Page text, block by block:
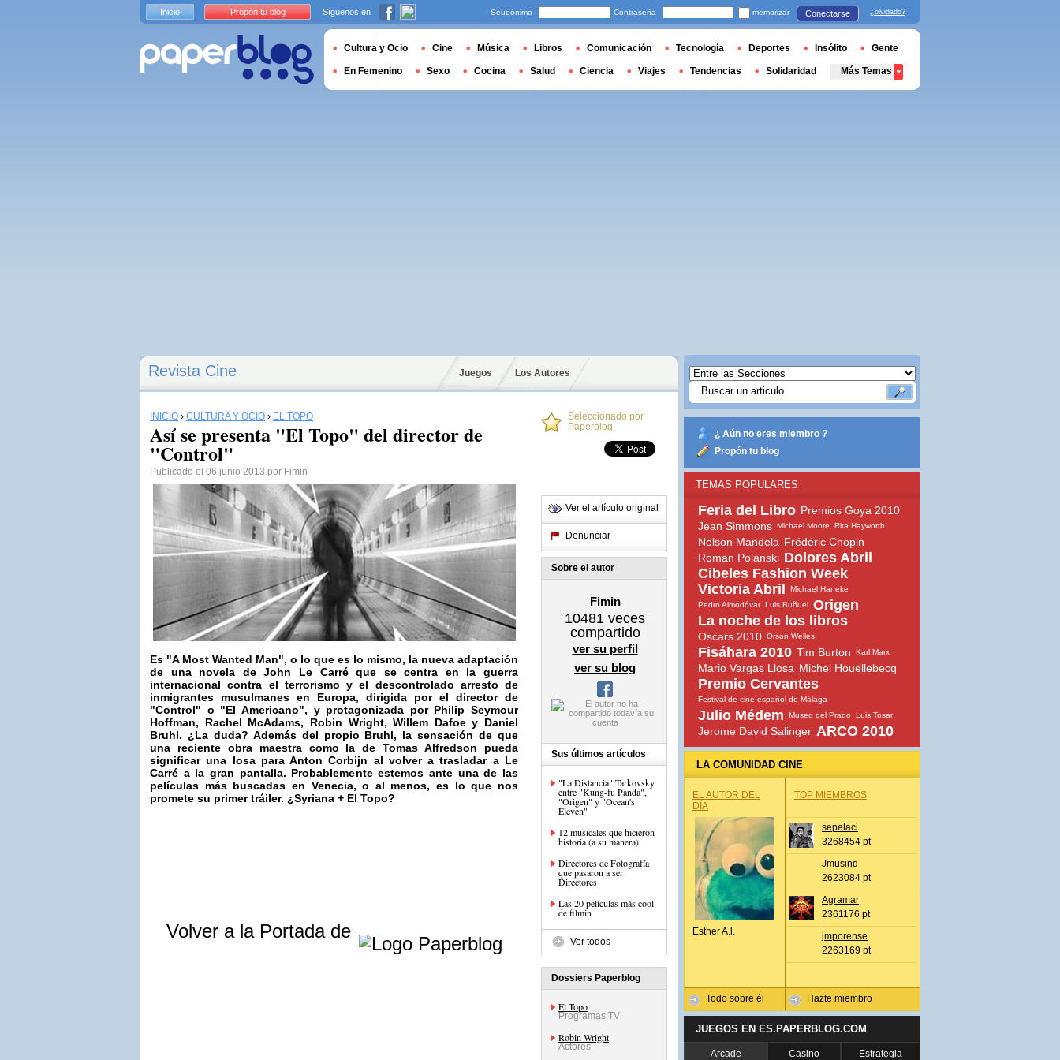
Revista Cine Juegos Los Autores
INICIO › CULTURA Y OCIO › EL TOPO
Así se presenta "El Topo" del director de
"Control"
Publicado el 06 junio 2013 por Fimin
Es "A Most Wanted Man", o lo que es lo mismo, la nueva adaptación
de una novela deJohn Le Carréque se centra en la guerra
internacional contra el terrorismo y el descontrolado arresto de
inmigrantes musulmanes en Europa, dirigida por el director de
"Control" o "El Americano", y protagonizada por Philip Seymour
Hoffman, Rachel McAdams, Robin Wright, Willem Dafoey Daniel
Bruhl. ¿La duda? Además del propio Bruhl, la sensación de que
una reciente obra maestra como la deTomas Alfredson pueda
significar una losa paraAnton Corbijn al volver a trasladar a Le
Carré a la gran pantalla. Probablemente estemos ante una de las
películas más buscadas en Venecia, o al menos, es lo que nos
promete su primertráiler. ¿Syriana + El Topo?
Volver a la Portada de
Seleccionado por
Paperblog
Ver el artículo original
Denunciar
Sobre el autor
Fimin
10481 veces
compartido
ver su perfil
ver su blog
Sus últimos artículos
"La Distancia" Tarkovsky
entre "Kung-fu Panda",
"Origen" y "Ocean's
Eleven"
12 musicales que hicieron
historia (a su manera)
Directores de Fotografía
que pasaron a ser
Directores
Las 20 películas más cool
de filmin
Ver todos
Dossiers Paperblog
El Topo
Programas TV
Robin Wright
Actores
¿ Aún no eres miembro ?
Propón tu blog
TEMAS POPULARES
Feria del Libro Premios Goya 2010
Jean Simmons Michael Moore Rita Hayworth
Nelson Mandela Frédéric Chopin
Roman Polanski Dolores Abril
Cibeles Fashion Week
Victoria Abril
Michael Haneke
Pedro Almodóvar Luis Buñuel Origen
La noche de los libros
Oscars 2010 Orson Welles
Fisáhara 2010 Tim Burton Karl Marx
Mario Vargas Llosa Michel Houellebecq
Premio Cervantes
Festival de cine español de Málaga
Julio Médem Museo del Prado Luis Tosar
Jerome David Salinger ARCO 2010
LA COMUNIDAD CINE
EL AUTOR DEL
DÍA
Esther A.l.
Todo sobre él
TOP MIEMBROS
sepelaci
3268454 pt
Jmusind
2623084 pt
Agramar
2361176 pt
jmporense
2263169 pt
Hazte miembro
JUEGOS EN ES.PAPERBLOG.COM
Arcade Casino Estrategia
Inicio Propón tu blog Síguenos en Seudónimo Contraseña memorizar Conectarse ¿olvidado?
Cultura y Ocio Cine Música Libros Comunicación Tecnología Deportes Insólito Gente
En Femenino Sexo Cocina Salud Ciencia Viajes Tendencias Solidaridad Más Temas